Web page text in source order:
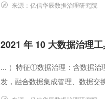
来源： 亿信华辰数据治理研究院
2021 年 10 大数据治理
... ）特征①数据治理：含数据治
发，融合数据集成管理、数据交